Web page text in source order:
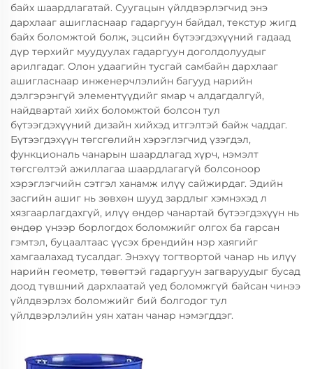
байх шаардлагатай. Суугацын үйлдвэрлэгчид энэ
дархлааг ашигласнаар гадаргуун байдал, текстур жигд
байх боломжтой болж, эцсийн бүтээгдэхүүний гадаад
дүр төрхийг муудуулах гадаргуун доголдолуудыг
арилгадаг. Олон удаагийн тусгай самбайн дархлааг
ашигласнаар инженерчлэлийн багууд нарийн
дэлгэрэнгүй элементүүдийг ямар ч алдагдалгүй,
найдвартай хийх боломжтой болсон тул
бүтээгдэхүүний дизайн хийхэд итгэлтэй байж чаддаг.
Бүтээгдэхүүн төгсгөлийн хэрэглэгчид үзэгдэл,
функциональ чанарын шаардлагад хүрч, нэмэлт
төгсгөлтэй ажиллагаа шаардлагагүй болсоноор
хэрэглэгчийн сэтгэл ханамж илүү сайжирдаг. Эдийн
засгийн ашиг нь зөвхөн шууд зардлыг хэмнэхэд л
хязгаарлагдахгүй, илүү өндөр чанартай бүтээгдэхүүн нь
өндөр үнээр борлогдох боломжийг олгох ба гарсан
гэмтэл, буцаалтаас үүсэх брендийн нэр хаягийг
хамгаалахад тусалдаг. Энэхүү тогтвортой чанар нь илүү
нарийн геометр, төвөгтэй гадаргуун загваруудыг бусад
доод түвшний дархлаатай үед боломжгүй байсан чинээ
үйлдвэрлэх боломжийг бий болгодог тул
үйлдвэрлэлийн уян хатан чанар нэмэгддэг.